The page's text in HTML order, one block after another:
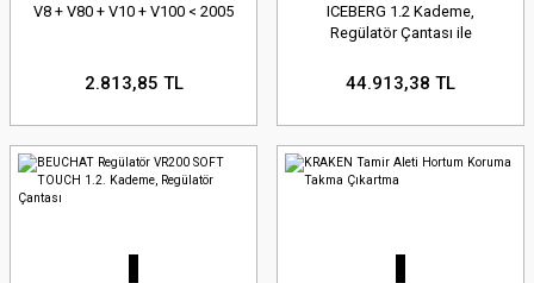
V8 + V80 + V10 + V100 < 2005
2.813,85 TL
ICEBERG 1.2 Kademe,
Regülatör Çantası ile
44.913,38 TL